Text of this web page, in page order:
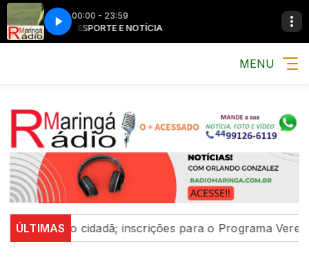
00:00 - 23:59
MÚSICA, ESPORTE E NOTÍCIA MÚSICA,
MENU
ÚLTIMAScidadã; inscrições para o Programa Vereador